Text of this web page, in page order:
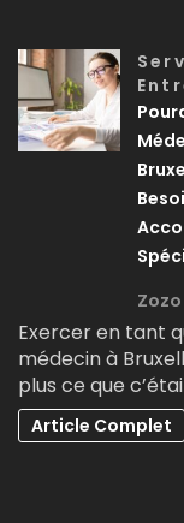
Zozo
Exercer en tant
médecin à
plus ce que
Article Complet